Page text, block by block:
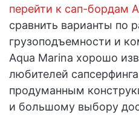
перейти к сап-бордам
сравнить варианты по
грузоподъемности и
Aqua Marina хорошо
любителей
продуманным
и большому выбору